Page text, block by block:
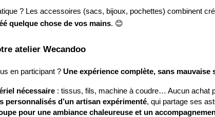
? Les accessoires (sacs, bijoux, pochettes) combinent
quelque chose de vos mains. 😊
atelier Wecandoo
en participant ? Une expérience complète, sans mauvaise
nécessaire : tissus, fils, machine à coudre… Aucun achat
personnalisés d’un artisan expérimenté, qui partage ses
pour une ambiance chaleureuse et un